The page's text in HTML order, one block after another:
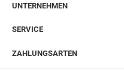
UNTERNEHMEN
SERVICE
ZAHLUNGSARTEN